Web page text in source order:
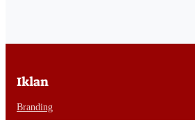
Iklan
Branding